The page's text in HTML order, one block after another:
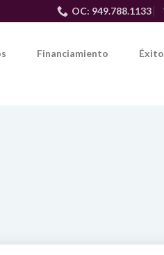
OC: 949.788.1133
Financiamiento Éxito